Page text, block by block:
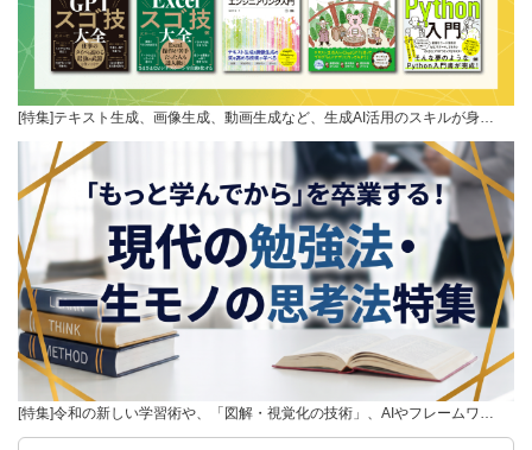
[特集]テキスト生成、画像生成、動画生成など、生成AI活用のスキルが身…
[特集]令和の新しい学習術や、「図解・視覚化の技術」、AIやフレームワ…